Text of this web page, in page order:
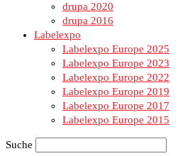
drupa 2020
drupa 2016
Labelexpo
Labelexpo Europe 2025
Labelexpo Europe 2023
Labelexpo Europe 2022
Labelexpo Europe 2019
Labelexpo Europe 2017
Labelexpo Europe 2015
Suche